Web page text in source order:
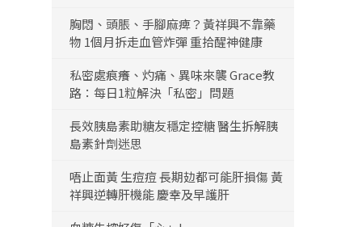
胸悶、頭脹、手腳麻痺？黃祥興不靠藥
物 1個月拆走血管炸彈 重拾醒神健康
私密處痕癢、灼痛、異味來襲 Grace教
路：每日1粒解決「私密」問題
長效胰島素助糖友穩定控糖 醫生拆解胰
島素針劑迷思
唔止面黃 生痘痘 長期攰都可能肝損傷 黃
祥興逆轉肝機能 慶幸及早護肝